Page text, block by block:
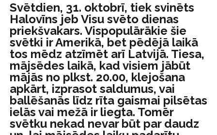
Svētdien, 31. oktobrī, tiek svinēts
Halovīns jeb Visu svēto dienas
priekšvakars. Vispopulārākie šie
svētki ir Amerikā, bet pēdējā laikā
tos mēdz atzīmēt arī Latvijā. Tiesa,
mājsēdes laikā, kad visiem jābūt
mājās no plkst. 20.00, klejošana
apkārt, izprasot saldumus, vai
ballēšanās līdz rīta gaismai pilsētas
ielās vai mežā ir liegta. Tomēr
svētku nekad nevar būt par daudz